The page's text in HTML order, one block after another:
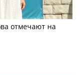
отмечают на